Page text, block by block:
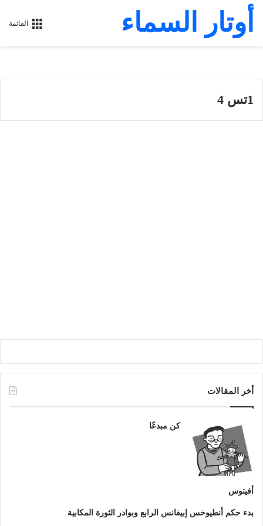
القائمة أوتار السماء
1تس 4
أخر المقالات
كن مبدعًا
أفيتوس
بدء حكم أنطيوخس إبيفانس الرابع وبوادر الثورة المكابية